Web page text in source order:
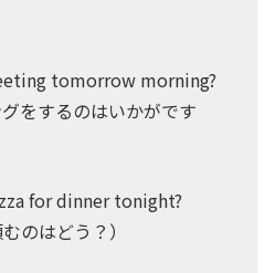
tomorrow morning?
をするのはいかがです
for dinner tonight?
のはどう？）